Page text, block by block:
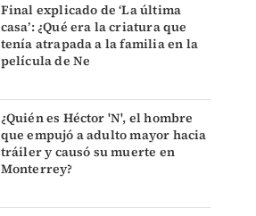
Final explicado de ‘La última
casa’: ¿Qué era la criatura que
tenía atrapada a la familia en la
película de Ne
¿Quién es Héctor 'N', el hombre
que empujó a adulto mayor hacia
tráiler y causó su muerte en
Monterrey?